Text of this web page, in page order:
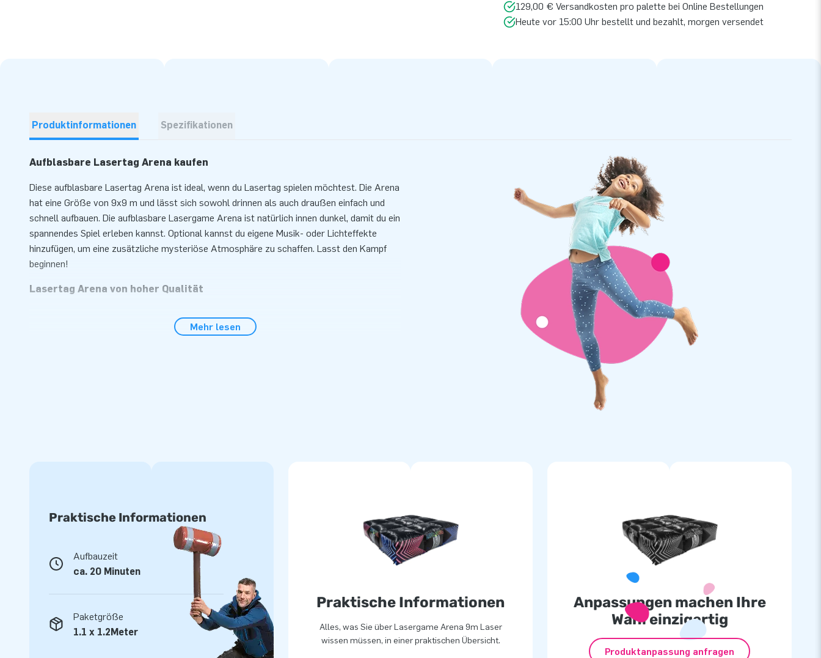
129,00 € Versandkosten pro palette bei Online Bestellungen
Heute vor 15:00 Uhr bestellt und bezahlt, morgen versendet
Produktinformationen Spezifikationen
Aufblasbare Lasertag Arena kaufen
Diese aufblasbare Lasertag Arena ist ideal, wenn du Lasertag spielen möchtest. Die Arena
hat eine Größe von 9x9 m und lässt sich sowohl drinnen als auch draußen einfach und
schnell aufbauen. Die aufblasbare Lasergame Arena ist natürlich innen dunkel, damit du ein
spannendes Spiel erleben kannst. Optional kannst du eigene Musik- oder Lichteffekte
hinzufügen, um eine zusätzliche mysteriöse Atmosphäre zu schaffen. Lasst den Kampf
beginnen!
Lasertag Arena von hoher Qualität
an mehreren Stellen verstärkt und mehrfach vernäht. Dadurch ist diese Arena langlebig
Mehr lesen
Praktische Informationen
Aufbauzeit
ca. 20 Minuten
Paketgröße
1.1 x 1.2Meter
Praktische Informationen
Alles, was Sie über Lasergame Arena 9m Laser
wissen müssen, in einer praktischen Übersicht.
Anpassungen machen Ihre
Wahl einzigartig
Produktanpassung anfragen